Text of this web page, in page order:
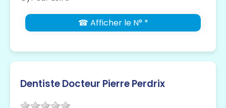
☎ Afficher le N° *
Dentiste Docteur Pierre Perdrix